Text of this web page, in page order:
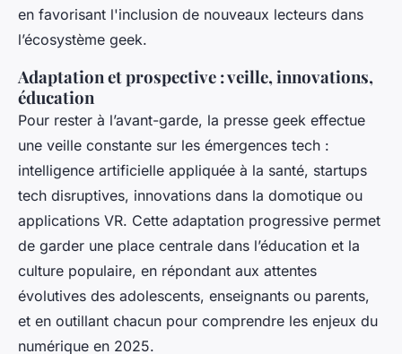
en favorisant l'inclusion de nouveaux lecteurs dans
l’écosystème geek.
Adaptation et prospective : veille, innovations,
éducation
Pour rester à l’avant-garde, la presse geek effectue
une veille constante sur les émergences tech :
intelligence artificielle appliquée à la santé, startups
tech disruptives, innovations dans la domotique ou
applications VR. Cette adaptation progressive permet
de garder une place centrale dans l’éducation et la
culture populaire, en répondant aux attentes
évolutives des adolescents, enseignants ou parents,
et en outillant chacun pour comprendre les enjeux du
numérique en 2025.